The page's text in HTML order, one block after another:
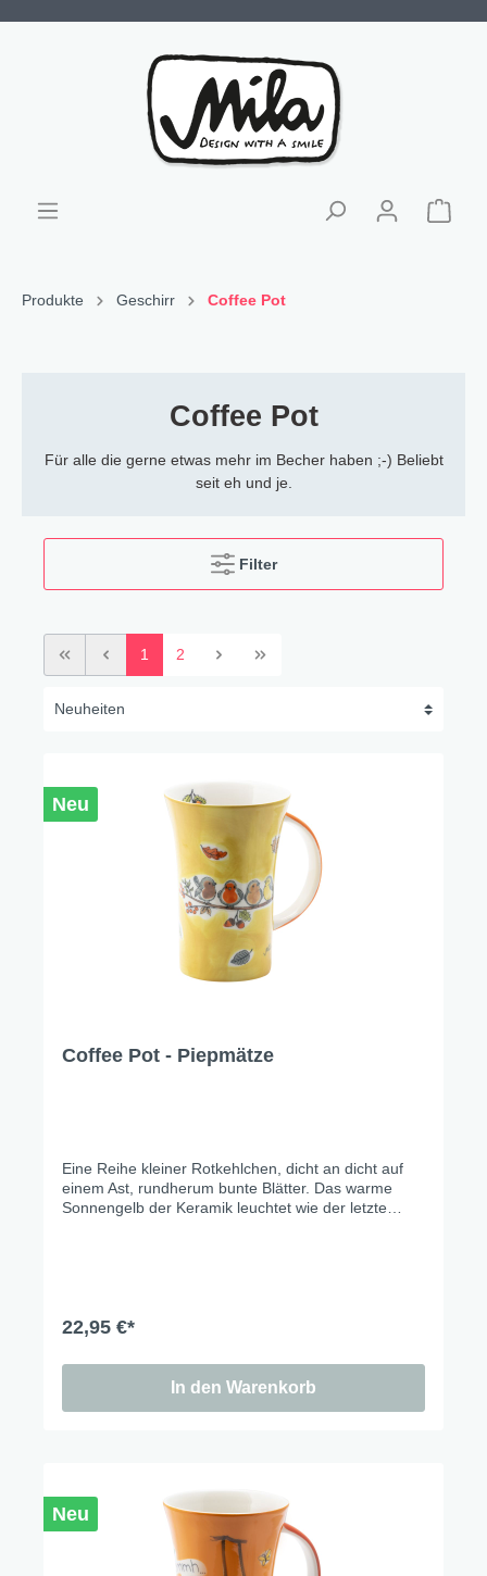
Produkte Geschirr Coffee Pot
Coffee Pot
Für alle die gerne etwas mehr im Becher haben ;-) Beliebt
seit eh und je.
Filter
1 2
Neu
Coffee Pot - Piepmätze
Eine Reihe kleiner Rotkehlchen, dicht an dicht auf
einem Ast, rundherum bunte Blätter. Das warme
Sonnengelb der Keramik leuchtet wie der letzte
22,95 €*
In den Warenkorb
Neu